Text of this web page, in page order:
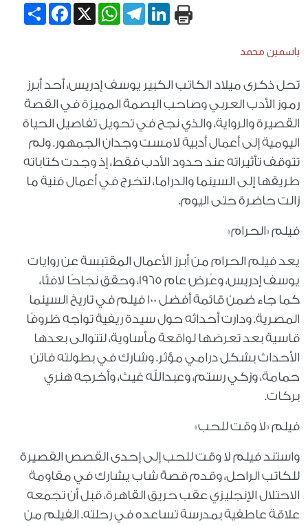
Share
Facebook X
WhatsApp
TelegramLinkedIn
ياسمين محمد
تحل ذكرى ميلاد الكاتب الكبير يوسف إدريس، أحد أبرز
رموز الأدب العربي وصاحب البصمة المميزة في القصة
القصيرة والرواية، والذي نجح في تحويل تفاصيل الحياة
اليومية إلى أعمال أدبية لامست وجدان الجمهور. ولم
تتوقف تأثيراته عند حدود الأدب فقط، إذ وجدت كتاباته
طريقها إلى السينما والدراما، لتخرج في أعمال فنية ما
زالت حاضرة حتى اليوم.
فيلم «الحرام»
يعد فيلم الحرام من أبرز الأعمال المقتبسة عن روايات
يوسف إدريس، وعُرض عام 1965، وحقق نجاحًا لافتًا،
كما جاء ضمن قائمة أفضل 100 فيلم في تاريخ السينما
المصرية. ودارت أحداثه حول سيدة ريفية تواجه ظروفًا
قاسية بعد تعرضها لواقعة مأساوية، لتتوالى بعدها
الأحداث بشكل درامي مؤثر. وشارك في بطولته فاتن
حمامة، وزكي رستم، وعبدالله غيث، وأخرجه هنري
بركات.
فيلم «لا وقت للحب»
واستند فيلم لا وقت للحب إلى إحدى القصص القصيرة
للكاتب الراحل، وقدم قصة شاب يشارك في مقاومة
الاحتلال الإنجليزي عقب حريق القاهرة، قبل أن تجمعه
علاقة عاطفية بمدرسة تساعده في رحلته. الفيلم من